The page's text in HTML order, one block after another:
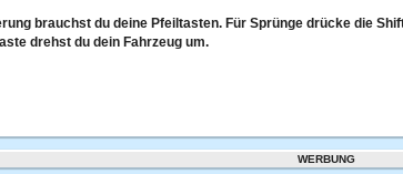
brauchst du deine Pfeiltasten. Für Sprünge drücke die
drehst du dein Fahrzeug um.
WERBUNG